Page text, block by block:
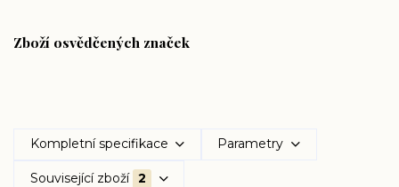
Zboží osvědčených značek
Kompletní specifikace Parametry
Související zboží 2